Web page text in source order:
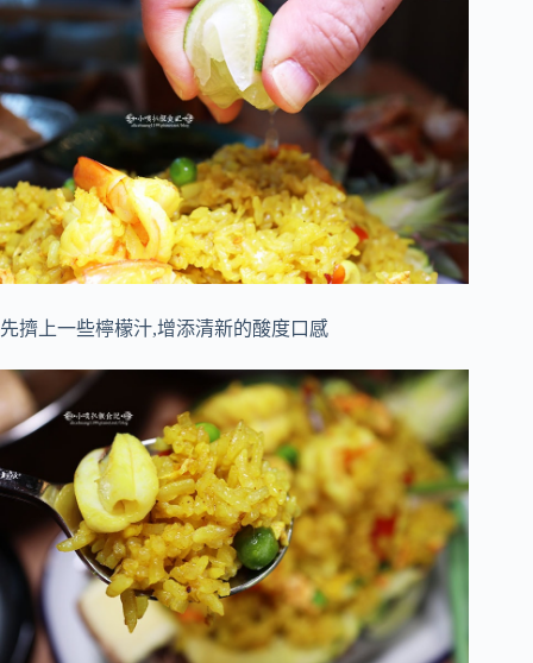
先擠上一些檸檬汁,增添清新的酸度口感